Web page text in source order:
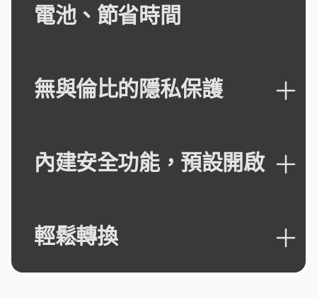
電池、節省時間
無與倫比的隱私保護
內建安全功能，預設開啟
輕鬆轉換